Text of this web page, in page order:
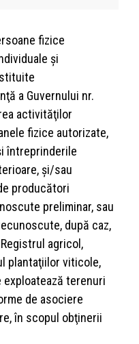
fizice
şi
a Guvernului nr.
activităţilor
fizice autorizate,
întreprinderile
şi/sau
producători
preliminar, sau
după caz,
agricol,
plantaţiilor viticole,
terenuri
de asociere
în scopul obţinerii